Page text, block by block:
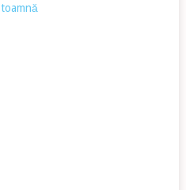
toamnă